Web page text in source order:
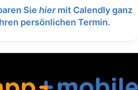
Sie hiermit Calendly ganz
persönlichen Termin.